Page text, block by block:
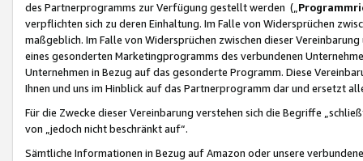
des Partnerprogramms zur Verfügung gestellt werden („
verpflichten sich zu deren Einhaltung. Im Falle von Widersprüchen
maßgeblich. Im Falle von Widersprüchen zwischen dieser
eines gesonderten Marketingprogramms des verbundenen
Unternehmen in Bezug auf das gesonderte Programm. Diese
Ihnen und uns im Hinblick auf das Partnerprogramm dar und ersetzt
Für die Zwecke dieser Vereinbarung verstehen sich die Begriffe
von „jedoch nicht beschränkt auf“.
Sämtliche Informationen in Bezug auf Amazon oder unsere